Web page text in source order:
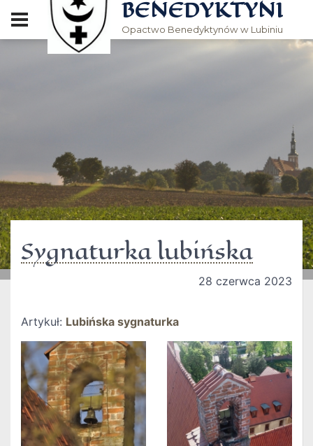
BENEDYKTYNI
Opactwo Benedyktynów w Lubiniu
Sygnaturka lubińska
28 czerwca 2023
Artykuł: Lubińska sygnaturka